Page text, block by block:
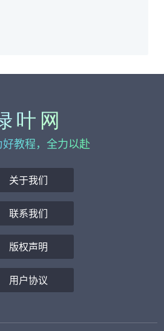
教程，全力以赴
关于我们
联系我们
版权声明
用户协议